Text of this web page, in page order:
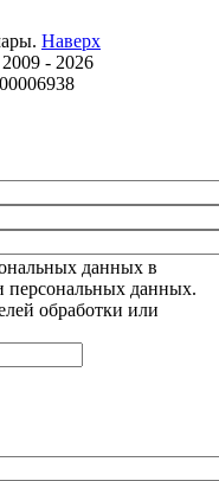
. Наверх
- 2026
данных в
персональных данных.
обработки или